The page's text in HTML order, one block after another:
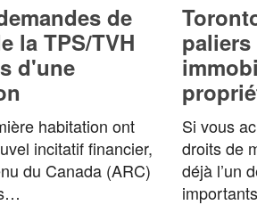
de
la TPS/TVH
d'une
habitation ont
incitatif financier,
du Canada (ARC)
Si vous
droits de
déjà l’un